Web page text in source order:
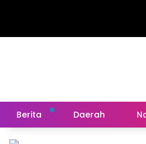
Berita Daerah